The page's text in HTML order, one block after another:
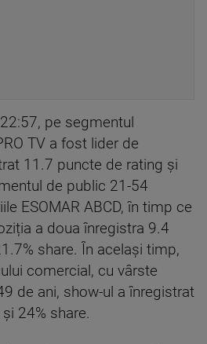
pe segmentul
TV a fost lider de
11.7 puncte de rating și
de public 21-54
ESOMAR ABCD, în timp ce
a doua înregistra 9.4
share. În același timp,
comercial, cu vârste
de ani, show-ul a înregistrat
24% share.